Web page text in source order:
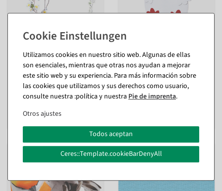
Guirnalda de flores de
manzano decorativa, color
blanco
Disponible de inmediato
18,98 €
12,95 EUR más IVA
blanco
interior
Disponible de inmediato
21,36 €
%
Utilizamos cookies en nuestro sitio web. Algunas de ellas
son esenciales, mientras que otras nos ayudan a mejorar
este sitio web y su experiencia. Para más información sobre
las cookies que utilizamos y sus derechos como usuario,
consulte nuestra :política y nuestra Pie de imprenta.
Otros ajustes
Todos aceptan
Ceres::Template.cookieBarDenyAll